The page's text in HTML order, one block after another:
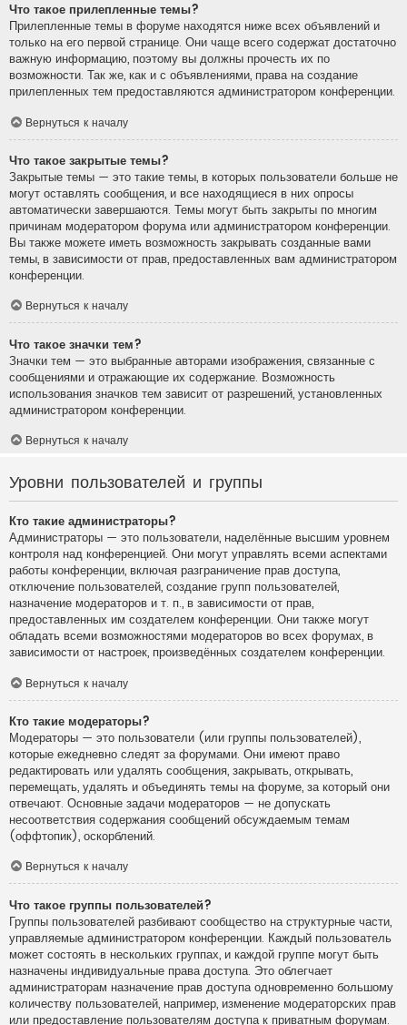
Что такое прилепленные темы?
Прилепленные темы в форуме находятся ниже всех объявлений и
только на его первой странице. Они чаще всего содержат достаточно
важную информацию, поэтому вы должны прочесть их по
возможности. Так же, как и с объявлениями, права на создание
прилепленных тем предоставляются администратором конференции.
Вернуться к началу
Что такое закрытые темы?
Закрытые темы — это такие темы, в которых пользователи больше не
могут оставлять сообщения, и все находящиеся в них опросы
автоматически завершаются. Темы могут быть закрыты по многим
причинам модератором форума или администратором конференции.
Вы также можете иметь возможность закрывать созданные вами
темы, в зависимости от прав, предоставленных вам администратором
конференции.
Вернуться к началу
Что такое значки тем?
Значки тем — это выбранные авторами изображения, связанные с
сообщениями и отражающие их содержание. Возможность
использования значков тем зависит от разрешений, установленных
администратором конференции.
Вернуться к началу
Уровни пользователей и группы
Кто такие администраторы?
Администраторы — это пользователи, наделённые высшим уровнем
контроля над конференцией. Они могут управлять всеми аспектами
работы конференции, включая разграничение прав доступа,
отключение пользователей, создание групп пользователей,
назначение модераторов и т. п., в зависимости от прав,
предоставленных им создателем конференции. Они также могут
обладать всеми возможностями модераторов во всех форумах, в
зависимости от настроек, произведённых создателем конференции.
Вернуться к началу
Кто такие модераторы?
Модераторы — это пользователи (или группы пользователей),
которые ежедневно следят за форумами. Они имеют право
редактировать или удалять сообщения, закрывать, открывать,
перемещать, удалять и объединять темы на форуме, за который они
отвечают. Основные задачи модераторов — не допускать
несоответствия содержания сообщений обсуждаемым темам
(оффтопик), оскорблений.
Вернуться к началу
Что такое группы пользователей?
Группы пользователей разбивают сообщество на структурные части,
управляемые администратором конференции. Каждый пользователь
может состоять в нескольких группах, и каждой группе могут быть
назначены индивидуальные права доступа. Это облегчает
администраторам назначение прав доступа одновременно большому
количеству пользователей, например, изменение модераторских прав
или предоставление пользователям доступа к приватным форумам.